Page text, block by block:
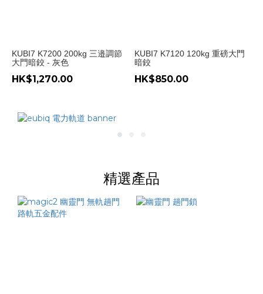
KUBI7 K7200 200kg 三邉調節
大門暗鉸 - 灰色
HK$1,270.00
KUBI7 K7120 120kg 重磅大門
暗鉸
HK$850.00
精選產品